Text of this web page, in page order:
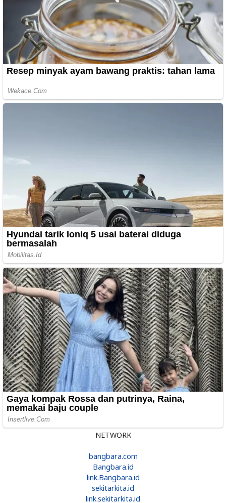
NETWORK
bangbara.com
Bangbara.id
link.Bangbara.id
sekitarkita.id
link.sekitarkita.id